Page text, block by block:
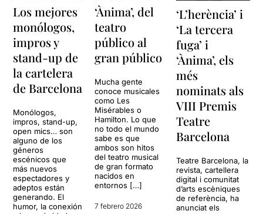
Los mejores
monólogos,
impros y
stand-up de
la cartelera
de Barcelona
Monólogos,
impros, stand-up,
open mics… son
alguno de los
géneros
escénicos que
más nuevos
espectadores y
adeptos están
generando. El
humor, la conexión
‘Ànima’, del
teatro
público al
gran público
Mucha gente
conoce musicales
como Les
Misérables o
Hamilton. Lo que
no todo el mundo
sabe es que
ambos son hitos
del teatro musical
de gran formato
nacidos en
entornos […]
7 febrero 2026
‘L’herència’ i
‘La tercera
fuga’ i
‘Ànima’, els
més
nominats als
VIII Premis
Teatre
Barcelona
Teatre Barcelona, la
revista, cartellera
digital i comunitat
d’arts escèniques
de referència, ha
anunciat els